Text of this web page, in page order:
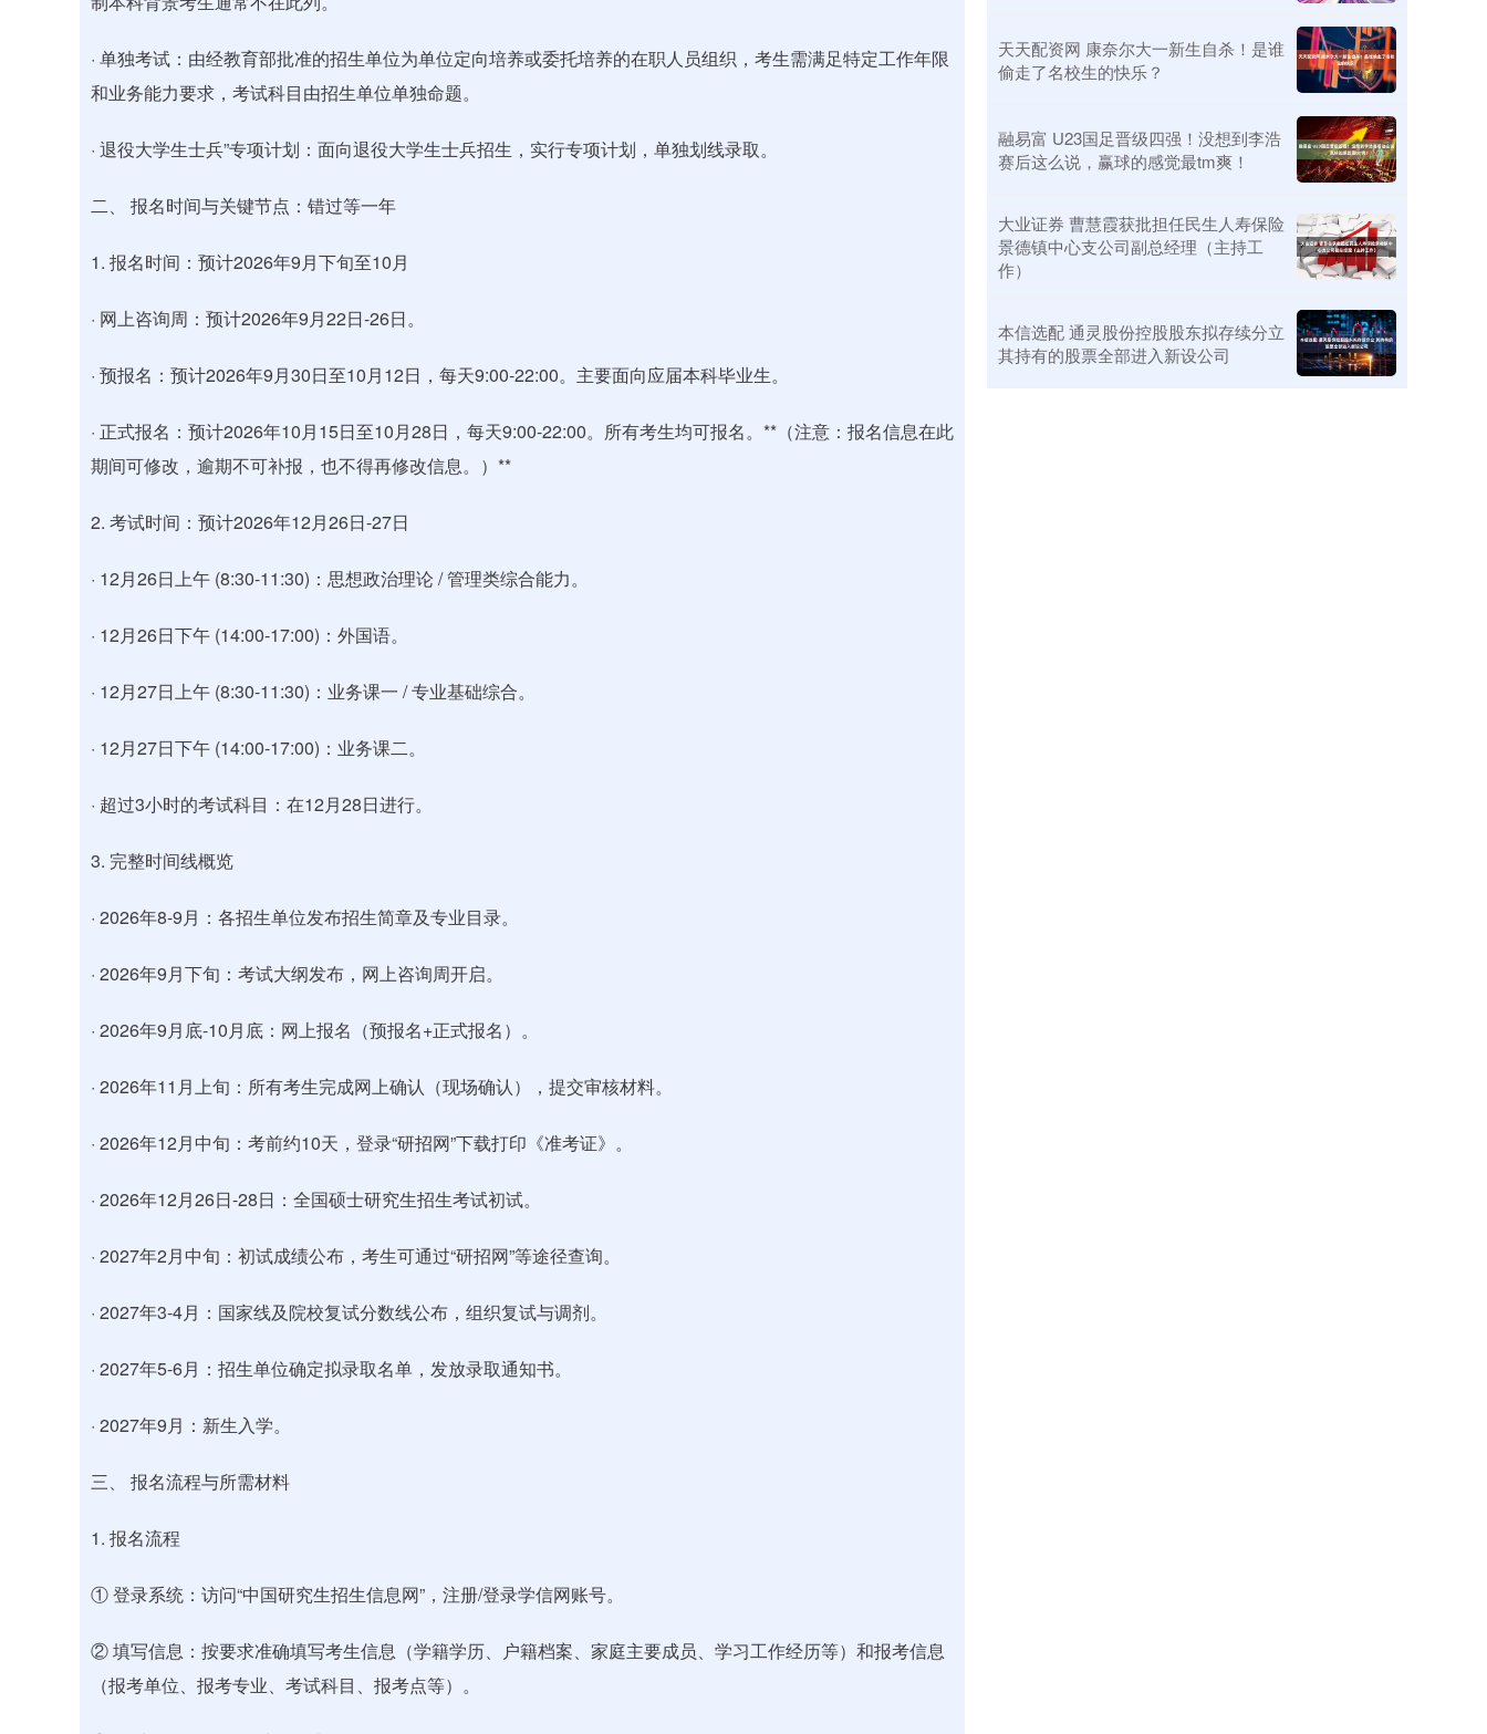
· 单独考试：由经教育部批准的招生单位为单位定向培养或委托培养的在职人员组织，考生需满足特定工作年限
和业务能力要求，考试科目由招生单位单独命题。
· 退役大学生士兵”专项计划：面向退役大学生士兵招生，实行专项计划，单独划线录取。
二、 报名时间与关键节点：错过等一年
1. 报名时间：预计2026年9月下旬至10月
· 网上咨询周：预计2026年9月22日-26日。
· 预报名：预计2026年9月30日至10月12日，每天9:00-22:00。主要面向应届本科毕业生。
· 正式报名：预计2026年10月15日至10月28日，每天9:00-22:00。所有考生均可报名。**（注意：报名信息在此
期间可修改，逾期不可补报，也不得再修改信息。）**
2. 考试时间：预计2026年12月26日-27日
· 12月26日上午 (8:30-11:30)：思想政治理论 / 管理类综合能力。
· 12月26日下午 (14:00-17:00)：外国语。
· 12月27日上午 (8:30-11:30)：业务课一 / 专业基础综合。
· 12月27日下午 (14:00-17:00)：业务课二。
· 超过3小时的考试科目：在12月28日进行。
3. 完整时间线概览
· 2026年8-9月：各招生单位发布招生简章及专业目录。
· 2026年9月下旬：考试大纲发布，网上咨询周开启。
· 2026年9月底-10月底：网上报名（预报名+正式报名）。
· 2026年11月上旬：所有考生完成网上确认（现场确认），提交审核材料。
· 2026年12月中旬：考前约10天，登录“研招网”下载打印《准考证》。
· 2026年12月26日-28日：全国硕士研究生招生考试初试。
· 2027年2月中旬：初试成绩公布，考生可通过“研招网”等途径查询。
· 2027年3-4月：国家线及院校复试分数线公布，组织复试与调剂。
· 2027年5-6月：招生单位确定拟录取名单，发放录取通知书。
· 2027年9月：新生入学。
三、 报名流程与所需材料
1. 报名流程
① 登录系统：访问“中国研究生招生信息网”，注册/登录学信网账号。
② 填写信息：按要求准确填写考生信息（学籍学历、户籍档案、家庭主要成员、学习工作经历等）和报考信息
（报考单位、报考专业、考试科目、报考点等）。
天天配资网 康奈尔大一新生自杀！是谁
偷走了名校生的快乐？
融易富 U23国足晋级四强！没想到李浩
赛后这么说，赢球的感觉最tm爽！
大业证券 曹慧霞获批担任民生人寿保险
景德镇中心支公司副总经理（主持工
作）
本信选配 通灵股份控股股东拟存续分立
其持有的股票全部进入新设公司